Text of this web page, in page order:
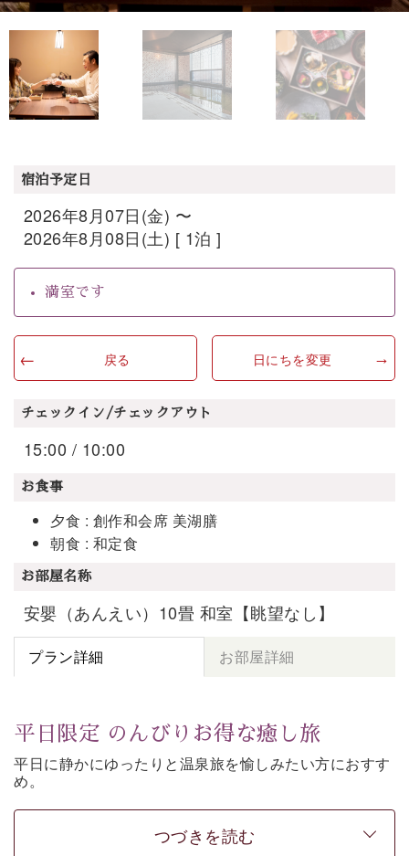
宿泊予定日
2026年8月07日(金) 〜
2026年8月08日(土) [ 1泊 ]
満室です
戻る 日にちを変更
チェックイン/チェックアウト
15:00 / 10:00
お食事
夕食 : 創作和会席 美湖膳
朝食 : 和定食
お部屋名称
安嬰（あんえい）10畳 和室【眺望なし】
プラン詳細 お部屋詳細
平日限定 のんびりお得な癒し旅
平日に静かにゆったりと温泉旅を愉しみたい方におすす
め。
い。
どなたでもお得にご予約できます。
つづきを読む